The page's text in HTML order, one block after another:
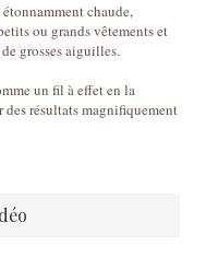
chaude,
ou grands vêtements et
grosses aiguilles.
un fil à effet en la
résultats magnifiquement